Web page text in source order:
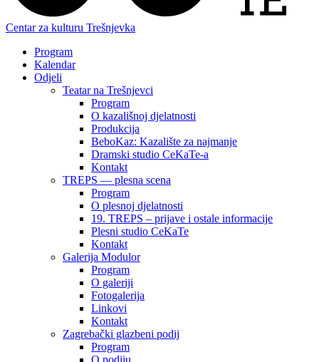
Centar za kulturu Trešnjevka
Program
Kalendar
Odjeli
Teatar na Trešnjevci
Program
O kazališnoj djelatnosti
Produkcija
BeboKaz: Kazalište za najmanje
Dramski studio CeKaTe-a
Kontakt
TREPS — plesna scena
Program
O plesnoj djelatnosti
19. TREPS – prijave i ostale informacije
Plesni studio CeKaTe
Kontakt
Galerija Modulor
Program
O galeriji
Fotogalerija
Linkovi
Kontakt
Zagrebački glazbeni podij
Program